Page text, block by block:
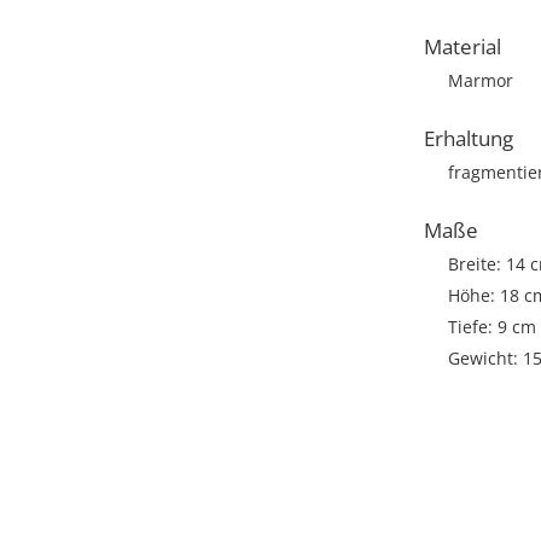
Material
Marmor
Erhaltung
Maße
Breite: 14
Höhe: 18
Tiefe: 9 cm
Gewicht: